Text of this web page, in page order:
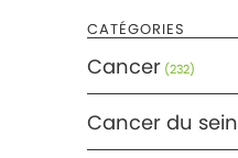
CATÉGORIES
Cancer(232)
Cancer du sein